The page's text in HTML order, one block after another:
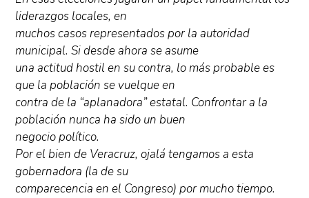
liderazgos locales, en
muchos casos representados por la autoridad
municipal. Si desde ahora se asume
una actitud hostil en su contra, lo más probable es
que la población se vuelque en
contra de la “aplanadora” estatal. Confrontar a la
población nunca ha sido un buen
negocio político.
Por el bien de Veracruz, ojalá tengamos a esta
gobernadora (la de su
comparecencia en el Congreso) por mucho tiempo.